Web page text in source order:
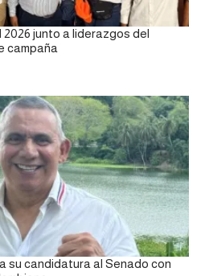
2026 junto a liderazgos del
campaña
su candidatura al Senado con